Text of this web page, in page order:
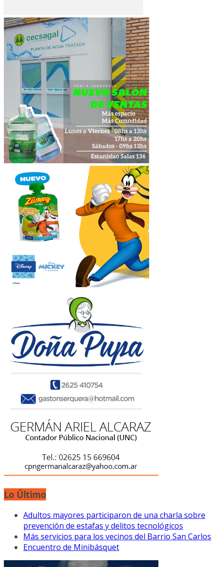
Lo Último
Adultos mayores participaron de una charla sobre
prevención de estafas y delitos tecnológicos
Más servicios para los vecinos del Barrio San Carlos
Encuentro de Minibásquet